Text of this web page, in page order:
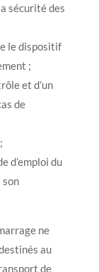
sécurité des
le dispositif
;
et d’un
de
d’emploi du
ne
au
de